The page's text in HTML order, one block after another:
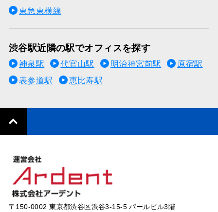
東急東横線
渋谷駅近隣の駅でオフィスを探す
神泉駅 代官山駅 明治神宮前駅
原宿駅
表参道駅
恵比寿駅
〒150-0002 東京都渋谷区渋谷3-15-5 パールビル3階